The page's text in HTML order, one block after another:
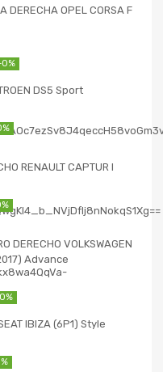
DERECHA OPEL CORSA F
DS5 Sport
RENAULT CAPTUR I
DERECHO VOLKSWAGEN
Advance
IBIZA (6P1) Style